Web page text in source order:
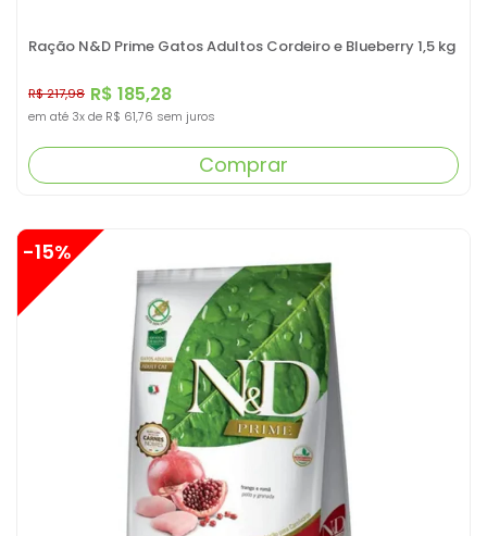
Ração N&D Prime Gatos Adultos Cordeiro e Blueberry 1,5 kg
R$ 185,28
R$ 217,98
em até 3x de R$ 61,76 sem juros
Comprar
-15%